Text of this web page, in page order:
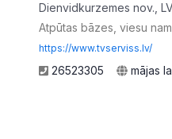
Dienvidkurzemes nov.,
Atpūtas bāzes, viesu
https://www.tvserviss.lv/
26523305 mājas